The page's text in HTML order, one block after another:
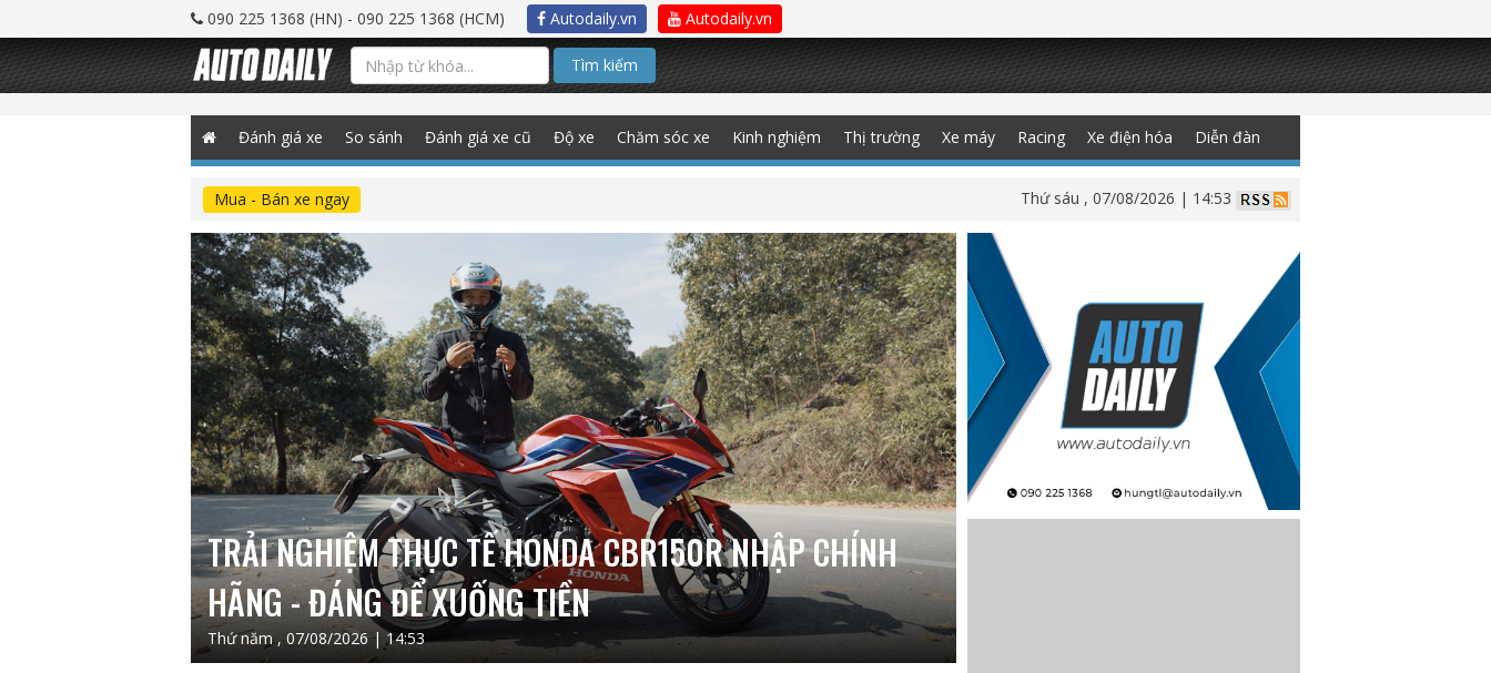
090 225 1368 (HN) - 090 225 1368 (HCM) Autodaily.vn Autodaily.vn
Tìm kiếm
Đánh giá xe So sánh Đánh giá xe cũ Độ xe Chăm sóc xe Kinh nghiệm Thị trường Xe máy Racing Xe điện hóa Diễn đàn
Mua - Bán xe ngay Thứ sáu , 07/08/2026 | 14:53
TRẢI NGHIỆM THỰC TẾ HONDA CBR150R NHẬP CHÍNH
HÃNG - ĐÁNG ĐỂ XUỐNG TIỀN
Thứ năm , 07/08/2026 | 14:53